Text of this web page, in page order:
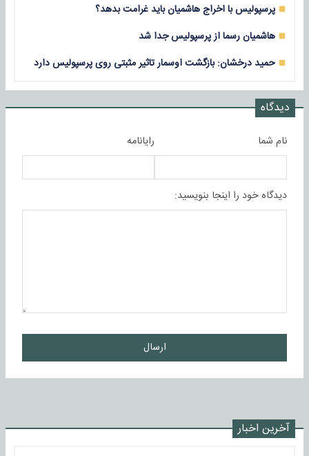
پرسپولیس با اخراج هاشمیان باید غرامت بدهد؟
هاشمیان رسما از پرسپولیس جدا شد
حمید درخشان: بازگشت اوسمار تاثیر مثبتی روی پرسپولیس دارد
دیدگاه
نام شما رایانامه
دیدگاه خود را اینجا بنویسید:
ارسال
آخرین اخبار